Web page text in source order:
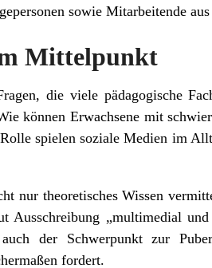
sowie Mitarbeitende
Mittelpunkt
die viele pädagogische
können Erwachsene mit
spielen soziale Medien im
nur theoretisches Wissen
Ausschreibung „multimedial
der Schwerpunkt zur
fordert.